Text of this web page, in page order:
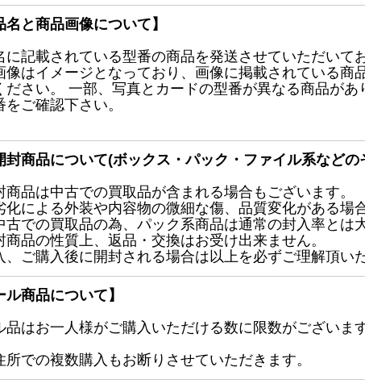
名と商品画像について】
に記載されている型番の商品を発送させていただいて
像はイメージとなっており、画像に掲載されている商
ださい。 一部、写真とカードの型番が異なる商品が
をご確認下さい。
封商品について(ボックス・パック・ファイル系などの
商品は中古での買取品が含まれる場合もございます。
化による外装や内容物の微細な傷、品質変化がある場
古での買取品の為、パック系商品は通常の封入率とは
商品の性質上、返品・交換はお受け出来ません。
、ご購入後に開封される場合は以上を必ずご理解頂い
ル商品について】
品はお一人様がご購入いただける数に限数がございま
所での複数購入もお断りさせていただきます。